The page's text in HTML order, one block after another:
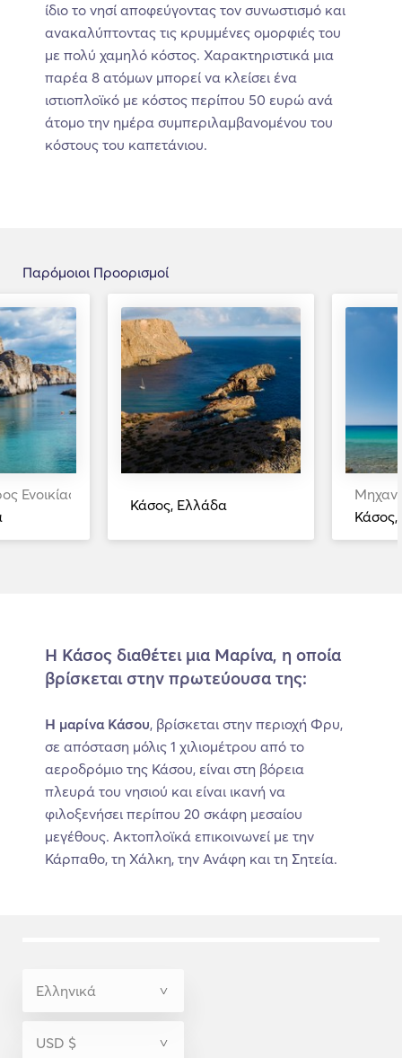
ίδιο το νησί αποφεύγοντας τον συνωστισμό και
ανακαλύπτοντας τις κρυμμένες ομορφιές του
με πολύ χαμηλό κόστος. Χαρακτηριστικά μια
παρέα 8 ατόμων μπορεί να κλείσει ένα
ιστιοπλοϊκό με κόστος περίπου 50 ευρώ ανά
άτομο την ημέρα συμπεριλαμβανομένου του
κόστους του καπετάνιου.
Παρόμοιοι Προορισμοί
Ενοικίαση
Κάσος, Ελλάδα
Η Κάσος διαθέτει μια Μαρίνα, η οποία
βρίσκεται στην πρωτεύουσα της:
Η μαρίνα Κάσου, βρίσκεται στην περιοχή Φρυ,
σε απόσταση μόλις 1 χιλιομέτρου από το
αεροδρόμιο της Κάσου, είναι στη βόρεια
πλευρά του νησιού και είναι ικανή να
φιλοξενήσει περίπου 20 σκάφη μεσαίου
μεγέθους. Ακτοπλοϊκά επικοινωνεί με την
Κάρπαθο, τη Χάλκη, την Ανάφη και τη Σητεία.